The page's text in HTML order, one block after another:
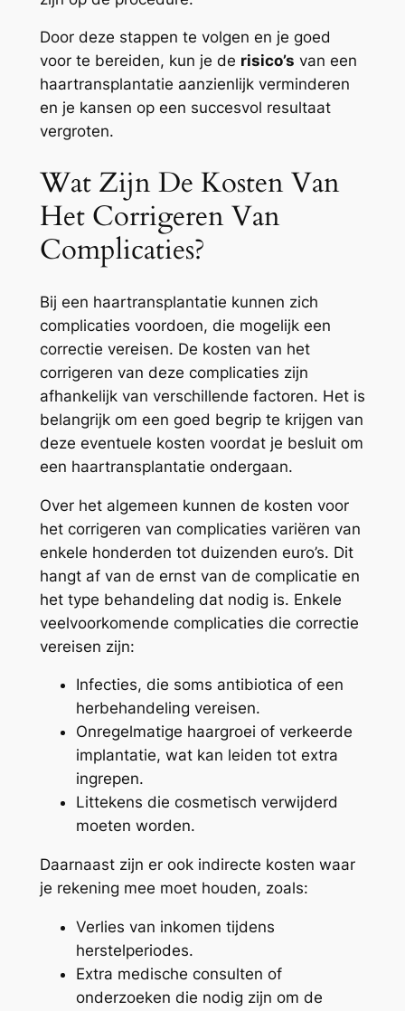
Door deze stappen te volgen en je goed
voor te bereiden, kun je de risico’s van een
haartransplantatie aanzienlijk verminderen
en je kansen op een succesvol resultaat
vergroten.
Wat Zijn De Kosten Van
Het Corrigeren Van
Complicaties?
Bij een haartransplantatie kunnen zich
complicaties voordoen, die mogelijk een
correctie vereisen. De kosten van het
corrigeren van deze complicaties zijn
afhankelijk van verschillende factoren. Het is
belangrijk om een goed begrip te krijgen van
deze eventuele kosten voordat je besluit om
een haartransplantatie ondergaan.
Over het algemeen kunnen de kosten voor
het corrigeren van complicaties variëren van
enkele honderden tot duizenden euro’s. Dit
hangt af van de ernst van de complicatie en
het type behandeling dat nodig is. Enkele
veelvoorkomende complicaties die correctie
vereisen zijn:
Infecties, die soms antibiotica of een
herbehandeling vereisen.
Onregelmatige haargroei of verkeerde
implantatie, wat kan leiden tot extra
ingrepen.
Littekens die cosmetisch verwijderd
moeten worden.
Daarnaast zijn er ook indirecte kosten waar
je rekening mee moet houden, zoals:
Verlies van inkomen tijdens
herstelperiodes.
Extra medische consulten of
onderzoeken die nodig zijn om de